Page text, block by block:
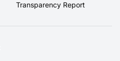
Transparency Report